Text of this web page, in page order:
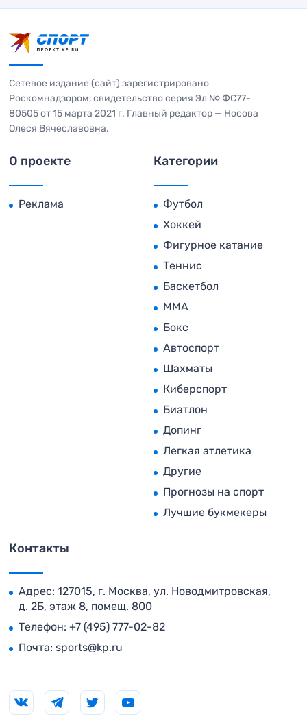
Сетевое издание (сайт) зарегистрировано
Роскомнадзором, свидетельство серия Эл № ФС77-
80505 от 15 марта 2021 г. Главный редактор — Носова
Олеся Вячеславовна.
О проекте
Реклама
Категории
Футбол
Хоккей
Фигурное катание
Теннис
Баскетбол
MMA
Бокс
Автоспорт
Шахматы
Киберспорт
Биатлон
Допинг
Легкая атлетика
Другие
Прогнозы на спорт
Лучшие букмекеры
Контакты
Адрес: 127015, г. Москва, ул. Новодмитровская,
д. 2Б, этаж 8, помещ. 800
Телефон: +7 (495) 777-02-82
Почта: sports@kp.ru